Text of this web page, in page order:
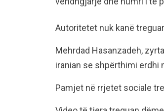
Autoritetet nuk kanë
Mehrdad Hasanzadeh,
iranian se shpërthimi erdhi
Pamjet në rrjetet sociale